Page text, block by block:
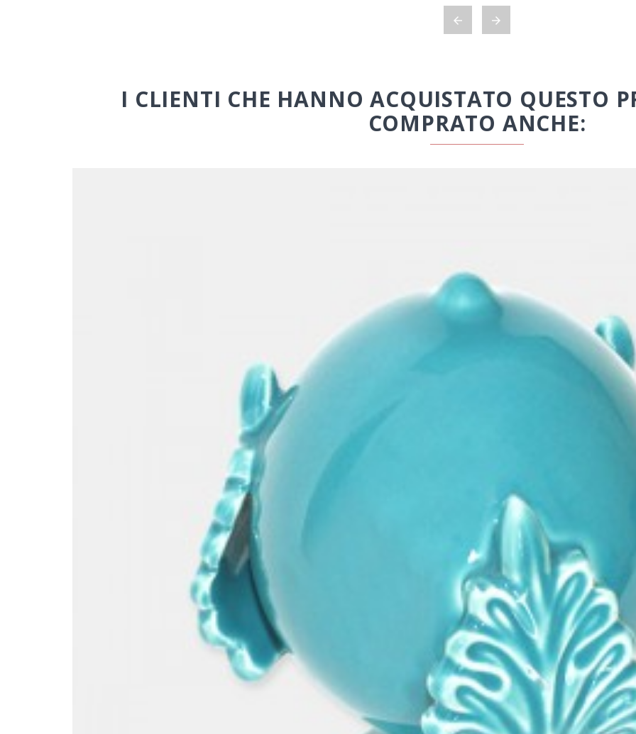
 
I CLIENTI CHE HANNO ACQUISTATO QUESTO
COMPRATO ANCHE: